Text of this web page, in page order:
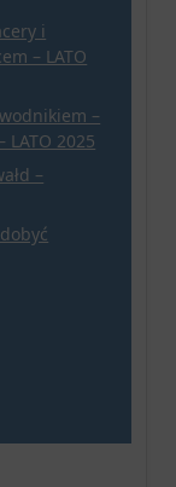
i
– LATO
–
2025
–